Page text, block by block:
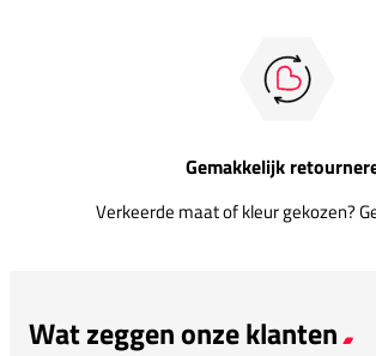
Gemakkelijk
Verkeerde maat of kleur gekozen?
Wat zeggen onze klanten